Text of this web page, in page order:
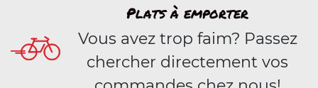
Plats à emporter
Vous avez trop faim? Passez
chercher directement vos